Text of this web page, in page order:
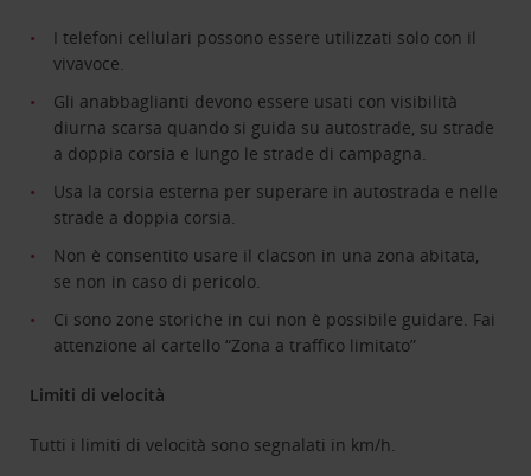
I telefoni cellulari possono essere utilizzati solo con il
vivavoce.
Gli anabbaglianti devono essere usati con visibilità
diurna scarsa quando si guida su autostrade, su strade
a doppia corsia e lungo le strade di campagna.
Usa la corsia esterna per superare in autostrada e nelle
strade a doppia corsia.
Non è consentito usare il clacson in una zona abitata,
se non in caso di pericolo.
Ci sono zone storiche in cui non è possibile guidare. Fai
attenzione al cartello “Zona a traffico limitato”
Limiti di velocità
Tutti i limiti di velocità sono segnalati in km/h.